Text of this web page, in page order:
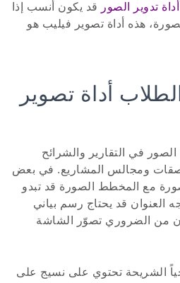
أداة تدوير الصور
قد يكون أنسب إذا
هذه أداة تصوير فيليب هو
أداة تصوير
في التقارير والشرائح
ومجالس المشاريع. في بعض
مع المخطط الصورة قد تبدو
العنوان قد يحتاج رسم بياني
من الضروري تصوّر الشاشة
الشريحة تحتوي على نسيج على